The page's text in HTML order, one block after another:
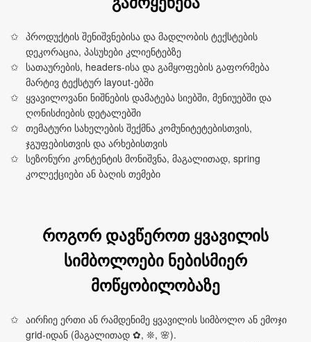
პროდუქტის შენიშვნებისა და მადლობის ტექსტების
დეკორაცია, პასუხები კლიენტებზე
სათაურების, headers‑ისა და გამყოფების გაფორმება
მარტივ ტექსტურ layout‑ებში
ყვავილოვანი ნიშნების დამატება სიებში, მენიუებში და
ღონისძიების დეტალებში
თემატური სახელების შექმნა კომუნიტეტებისთვის,
ჯგუფებისთვის და არხებისთვის
სეზონური კონტენტის მონიშვნა, მაგალითად, spring
კოლექციები ან ბაღის თემები
როგორ დავწეროთ ყვავილის
სიმბოლოები ნებისმიერ
მოწყობილობაზე
აირჩიე ერთი ან რამდენიმე ყვავილის სიმბოლო ან ემოჯი
grid‑იდან (მაგალითად ✿, ❊, 🌸).